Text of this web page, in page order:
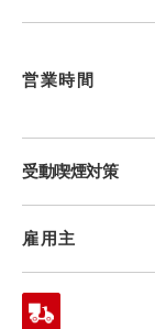
営業時間
受動喫煙対策
雇用主